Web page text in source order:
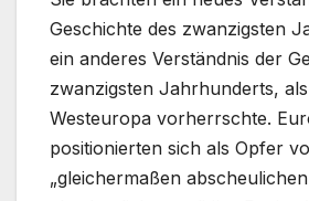
Geschichte des zwanzigsten
ein anderes Verständnis der
zwanzigsten Jahrhunderts,
Westeuropa vorherrschte.
positionierten sich als Opfer
„gleichermaßen